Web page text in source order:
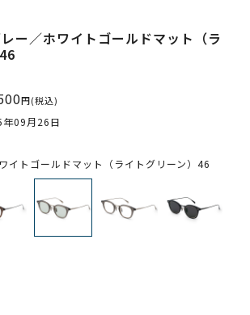
ー／ホワイトゴールドマット（ラ
円(税込)
09月26日
イトゴールドマット（ライトグリーン）46